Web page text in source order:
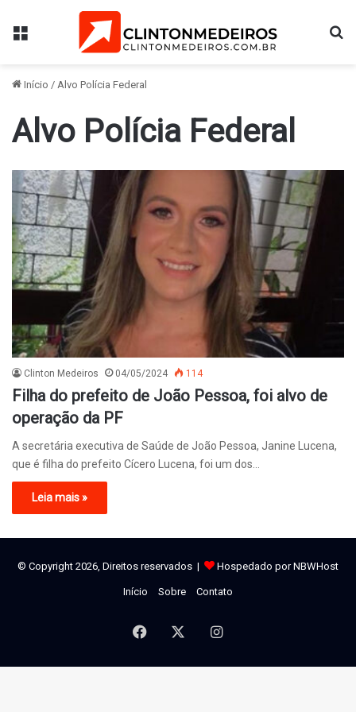
Menu
Início / Alvo Polícia Federal
Alvo Polícia Federal
Clinton Medeiros 04/05/2024 114
Filha do prefeito de João Pessoa, foi alvo de
operação da PF
A secretária executiva de Saúde de João Pessoa, Janine Lucena,
que é filha do prefeito Cícero Lucena, foi um dos…
Leia mais »
© Copyright 2026, Direitos reservados | Hospedado por NBWHost
Início Sobre Contato
Facebook Instagram